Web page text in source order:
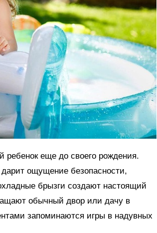
ребенок еще до своего рождения.
ощущение безопасности,
брызги создают настоящий
обычный двор или дачу в
запоминаются игры в надувных